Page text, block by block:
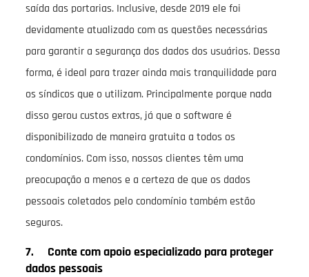
saída das portarias. Inclusive, desde 2019 ele foi
devidamente atualizado com as questões necessárias
para garantir a segurança dos dados dos usuários. Dessa
forma, é ideal para trazer ainda mais tranquilidade para
os síndicos que o utilizam. Principalmente porque nada
disso gerou custos extras, já que o software é
disponibilizado de maneira gratuita a todos os
condomínios. Com isso, nossos clientes têm uma
preocupação a menos e a certeza de que os dados
pessoais coletados pelo condomínio também estão
seguros.
7. Conte com apoio especializado para proteger
dados pessoais